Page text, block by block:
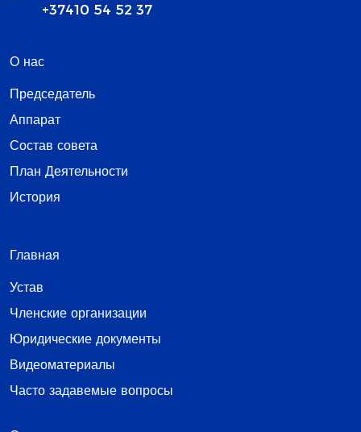
+37410 54 52 37
О нас
Председатель
Аппарат
Состав совета
План Деятельности
История
Главная
Устав
Членские организации
Юридические документы
Видеоматериалы
Часто задавемые вопросы